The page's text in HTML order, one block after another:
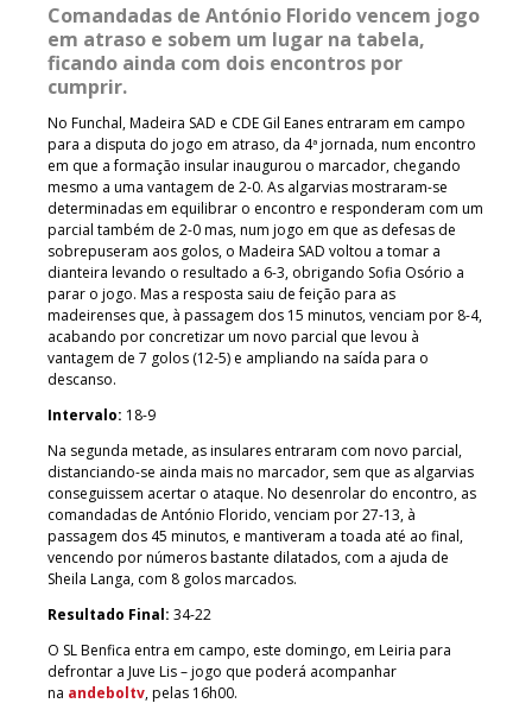
Comandadas de António Florido vencem jogo
em atraso e sobem um lugar na tabela,
ficando ainda com dois encontros por
cumprir.
No Funchal, Madeira SAD e CDE Gil Eanes entraram em campo
para a disputa do jogo em atraso, da 4ª jornada, num encontro
em que a formação insular inaugurou o marcador, chegando
mesmo a uma vantagem de 2-0. As algarvias mostraram-se
determinadas em equilibrar o encontro e responderam com um
parcial também de 2-0 mas, num jogo em que as defesas de
sobrepuseram aos golos, o Madeira SAD voltou a tomar a
dianteira levando o resultado a 6-3, obrigando Sofia Osório a
parar o jogo. Mas a resposta saiu de feição para as
madeirenses que, à passagem dos 15 minutos, venciam por 8-4,
acabando por concretizar um novo parcial que levou à
vantagem de 7 golos (12-5) e ampliando na saída para o
descanso.
Intervalo: 18-9
Na segunda metade, as insulares entraram com novo parcial,
distanciando-se ainda mais no marcador, sem que as algarvias
conseguissem acertar o ataque. No desenrolar do encontro, as
comandadas de António Florido, venciam por 27-13, à
passagem dos 45 minutos, e mantiveram a toada até ao final,
vencendo por números bastante dilatados, com a ajuda de
Sheila Langa, com 8 golos marcados.
Resultado Final: 34-22
O SL Benfica entra em campo, este domingo, em Leiria para
defrontar a Juve Lis – jogo que poderá acompanhar
na andeboltv, pelas 16h00.